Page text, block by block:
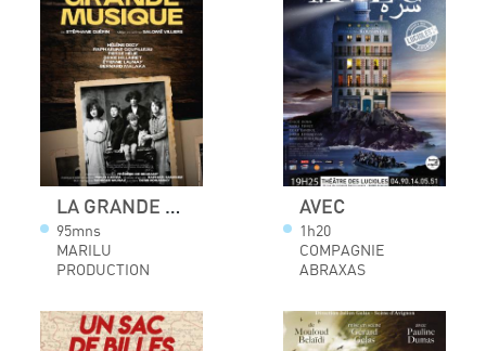
LA GRANDE MUSIQUE
95mns
MARILU
PRODUCTION
AVEC
1h20
COMPAGNIE
ABRAXAS